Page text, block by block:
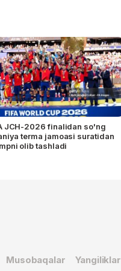
JCH-2026 finalidan so'ng
terma jamoasi suratidan
olib tashladi
Musobaqalar Yangiliklar